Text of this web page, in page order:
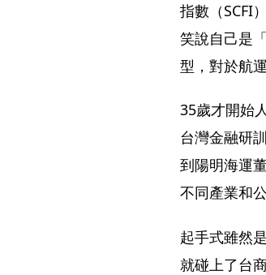
指數（SCFI
笑說自己是
型，對於航
35歲才開始
台灣金融研
到陽明海運
不同產業和
起手式雖然
就碰上了台